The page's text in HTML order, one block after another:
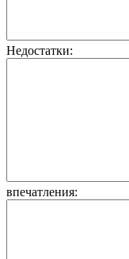
Недостатки:
впечатления: